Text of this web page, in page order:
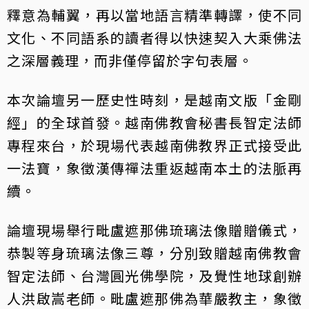
釋意為輔翼，再以當地語言精準轉譯，使不同
文化、不同語系的讀者得以快速契入大乘佛法
之深層義理，而非僅停留於字句表層。
本次論壇另一歷史性時刻，是越南文版「金剛
經」的全球首發。越南佛教會秘書長智定法師
專程來台，於現場代表越南佛教界正式接受此
一法寶，象徵漢傳禪法重返越南本土的法脈再
續。
論壇現場舉行毗盧遮那佛琉璃法像贈贈儀式，
恭製等身琉璃法像三尊，分別致贈越南佛教會
智定法師、台灣圓光佛學院，及覺性地球創辦
人洪啟嵩老師。毗盧遮那佛為華嚴教主，象徵